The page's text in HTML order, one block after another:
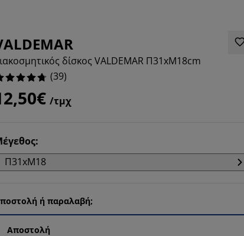
δίσκος VALDEMAR Π31xΜ18cm
(39)
/τμχ
:
Π31xΜ18
ή παραλαβή;
Αποστολή